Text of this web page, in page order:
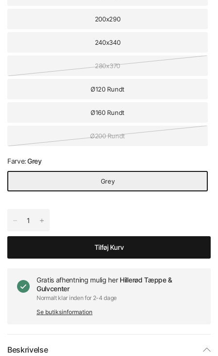
200x290
240x340
280x370
Ø120 Rundt
Ø160 Rundt
Ø200 Rundt
Farve:Grey
Grey
Tilføj Kurv
Gratis afhentning mulig her Hillerød Tæppe &
Gulvcenter
Normalt klar inden for 2-4 dage
Se butiksinformation
Beskrivelse